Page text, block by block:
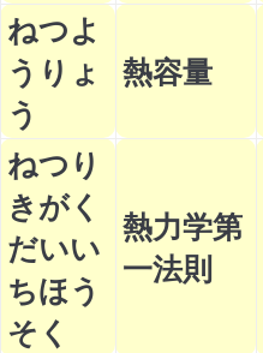
ねつよ
うりょ
う
熱容量
ねつり
きがく
だいい
ちほう
そく
熱力学第
一法則